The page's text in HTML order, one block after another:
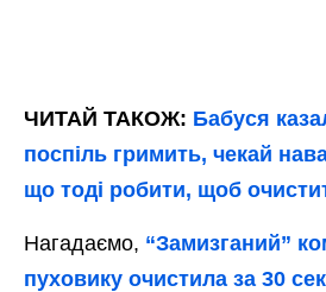
ЧИТАЙ ТАКОЖ: Бабуся
поспіль гримить, чекай
що тоді робити, щоб
Нагадаємо, “Замизганий”
пуховику очистила за 30